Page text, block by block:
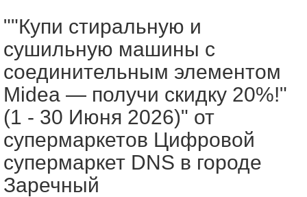
""Купи стиральную и
сушильную машины с
соединительным элементом
Midea — получи скидку 20%!"
(1 - 30 Июня 2026)" от
супермаркетов Цифровой
супермаркет DNS в городе
Заречный